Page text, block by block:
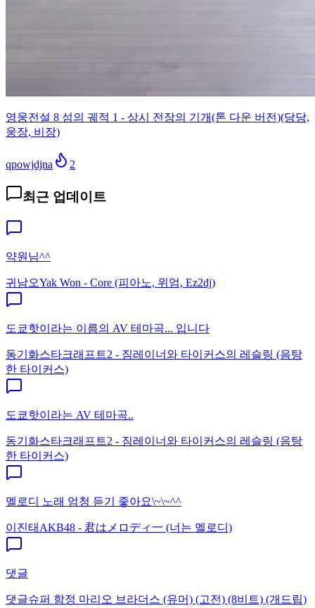
영웅전설 8 섬의 궤적 1 - 상시 전장의 기개(톤 다운 버전)(당당,
웅장, 비장)
qpowjdjna 2
최근 업데이트
약원님^^
귀남오Yak Won - Core (피아노, 위엄, Ez2dj)
도쿄핫이라는 이름의 AV 테마곡... 입니다
동기화스타크래프트2 - 짐레이너와 타이커스의 레슬링 (음탕
한 타이커스)
도쿄핫이라는 AV 테마곡..
동기화스타크래프트2 - 짐레이너와 타이커스의 레슬링 (음탕
한 타이커스)
멜로디 노래 엄청 듣기 좋아요\~\~^^
이진태 AKB48 - 君はメロディ一 (너는 멜로디)
댓글
댓글슈퍼 함정 마리오 브라더스 (유머) (고전) (8비트) (개드립)